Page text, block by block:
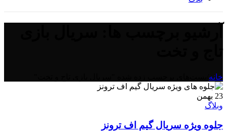
خانه
23 بهمن
وبلاگ
جلوه ویژه سریال گیم اف ترونز